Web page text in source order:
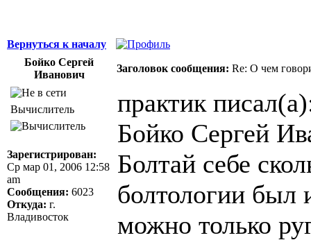
Вернуться к началу
Бойко Сергей
Иванович
Заголовок сообщения: Re: О чем
Вычислитель
Зарегистрирован:
Ср мар 01, 2006 12:58
am
Сообщения: 6023
Откуда: г.
Владивосток
практик
Бойко Сергей
Болтай себе
болтологии был
можно только